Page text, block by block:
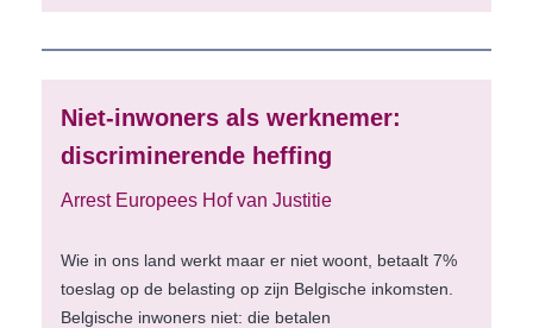
Niet-inwoners als werknemer:
discriminerende heffing
Arrest Europees Hof van Justitie
Wie in ons land werkt maar er niet woont, betaalt 7%
toeslag op de belasting op zijn Belgische inkomsten.
Belgische inwoners niet: die betalen